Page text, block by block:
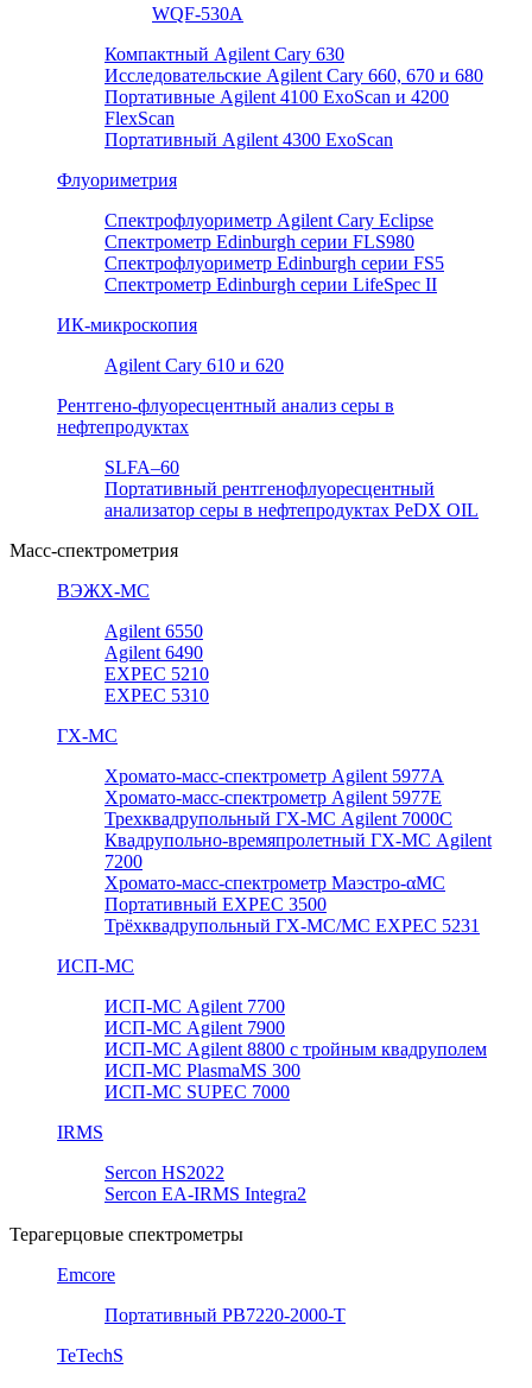
WQF-530A
Компактный Agilent Cary 630
Исследовательские Agilent Cary 660, 670 и 680
Портативные Agilent 4100 ExoScan и 4200
FlexScan
Портативный Agilent 4300 ExoScan
Флуориметрия
Спектрофлуориметр Agilent Cary Eclipse
Спектрометр Edinburgh серии FLS980
Спектрофлуориметр Edinburgh серии FS5
Спектрометр Edinburgh серии LifeSpec II
ИК-микроскопия
Agilent Cary 610 и 620
Рентгено-флуоресцентный анализ серы в
нефтепродуктах
SLFA–60
Портативный рентгенофлуоресцентный
анализатор серы в нефтепродуктах PeDX OIL
Масс-спектрометрия
ВЭЖХ-МС
Agilent 6550
Agilent 6490
EXPEC 5210
EXPEC 5310
ГХ-МС
Хромато-масс-спектрометр Agilent 5977А
Хромато-масс-спектрометр Agilent 5977E
Трехквадрупольный ГХ-МС Agilent 7000C
Квадрупольно-времяпролетный ГХ-МС Agilent
7200
Хромато-масс-спектрометр Маэстро-αМС
Портативный EXPEC 3500
Трёхквадрупольный ГХ-МС/МС EXPEC 5231
ИСП-МС
ИСП-МС Agilent 7700
ИСП-МС Agilent 7900
ИСП-МС Agilent 8800 с тройным квадруполем
ИСП-МС PlasmaMS 300
ИСП-МС SUPEC 7000
IRMS
Sercon HS2022
Sercon EA-IRMS Integra2
Терагерцовые спектрометры
Emcore
Портативный PB7220-2000-T
TeTechS